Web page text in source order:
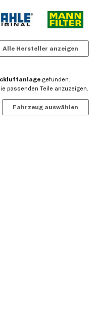
Alle Hersteller anzeigen
gefunden.
passenden Teile anzuzeigen.
Fahrzeug auswählen